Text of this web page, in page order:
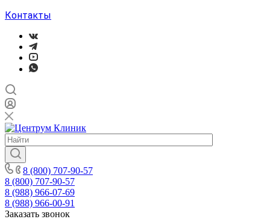
Контакты
8 (800) 707-90-57
8 (800) 707-90-57
8 (988) 966-07-69
8 (988) 966-00-91
Заказать звонок